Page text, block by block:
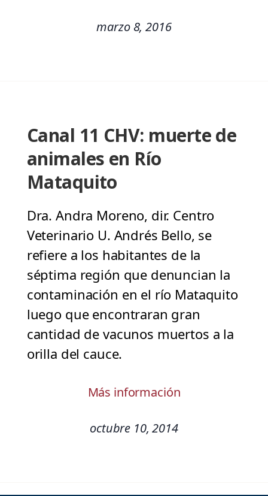
marzo 8, 2016
Canal 11 CHV: muerte de
animales en Río
Mataquito
Dra. Andra Moreno, dir. Centro
Veterinario U. Andrés Bello, se
refiere a los habitantes de la
séptima región que denuncian la
contaminación en el río Mataquito
luego que encontraran gran
cantidad de vacunos muertos a la
orilla del cauce.
Más información
octubre 10, 2014